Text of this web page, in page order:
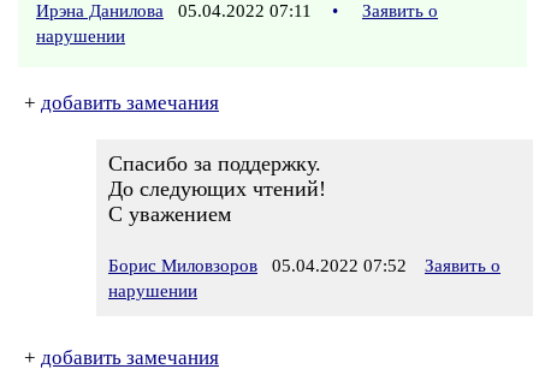
Ирэна Данилова 05.04.2022 07:11 •
Заявить о
нарушении
+ добавить замечания
Спасибо за поддержку.
До следующих чтений!
С уважением
Борис Миловзоров 05.04.2022 07:52
Заявить о
нарушении
+ добавить замечания